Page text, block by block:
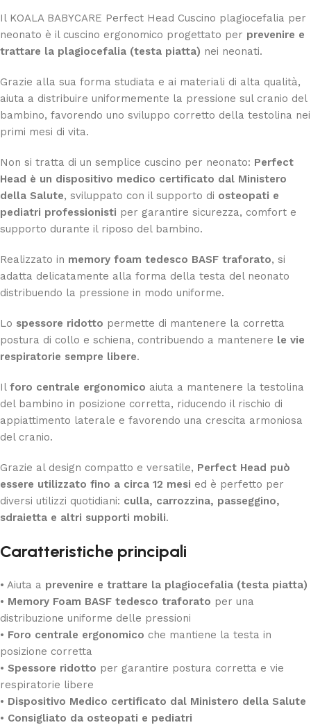
Il KOALA BABYCARE Perfect Head Cuscino plagiocefalia per
neonato è il cuscino ergonomico progettato per prevenire e
trattare la plagiocefalia (testa piatta) nei neonati.
Grazie alla sua forma studiata e ai materiali di alta qualità,
aiuta a distribuire uniformemente la pressione sul cranio del
bambino, favorendo uno sviluppo corretto della testolina nei
primi mesi di vita.
Non si tratta di un semplice cuscino per neonato: Perfect
Head è un dispositivo medico certificato dal Ministero
della Salute, sviluppato con il supporto di osteopati e
pediatri professionisti per garantire sicurezza, comfort e
supporto durante il riposo del bambino.
Realizzato in memory foam tedesco BASF traforato, si
adatta delicatamente alla forma della testa del neonato
distribuendo la pressione in modo uniforme.
Lo spessore ridotto permette di mantenere la corretta
postura di collo e schiena, contribuendo a mantenere le vie
respiratorie sempre libere.
Il foro centrale ergonomico aiuta a mantenere la testolina
del bambino in posizione corretta, riducendo il rischio di
appiattimento laterale e favorendo una crescita armoniosa
del cranio.
Grazie al design compatto e versatile, Perfect Head può
essere utilizzato fino a circa 12 mesi ed è perfetto per
diversi utilizzi quotidiani: culla, carrozzina, passeggino,
sdraietta e altri supporti mobili.
Caratteristiche principali
• Aiuta a prevenire e trattare la plagiocefalia (testa piatta)
• Memory Foam BASF tedesco traforato per una
distribuzione uniforme delle pressioni
• Foro centrale ergonomico che mantiene la testa in
posizione corretta
• Spessore ridotto per garantire postura corretta e vie
respiratorie libere
• Dispositivo Medico certificato dal Ministero della Salute
• Consigliato da osteopati e pediatri